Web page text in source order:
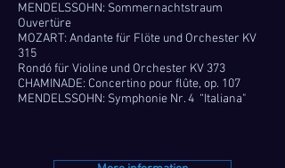
MENDELSSOHN: Sommernachtstraum
Ouvertüre
MOZART: Andante für Flöte und Orchester KV
315
Rondó für Violine und Orchester KV 373
CHAMINADE: Concertino pour flûte, op. 107
MENDELSSOHN: Symphonie Nr. 4 “Italiana"